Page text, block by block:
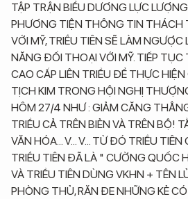
TẬP TRẬN BIỂU DƯƠNG LỰC
PHƯƠNG TIỆN THÔNG TIN THÁCH
VỚI MỸ, TRIỀU TIÊN SẼ LÀM
NĂNG ĐỐI THOẠI VỚI MỸ. TIẾP TỤC
CAO CẤP LIÊN TRIỀU ĐỂ THỰC
TỊCH KIM TRONG HỘI NGHỊ
HÔM 27/4 NHƯ : GIẢM CĂNG
TRIỀU CẢ TRÊN BIẺN VÀ TRÊN BỘ!
VĂN HÓA... V... V... TỪ ĐÓ TRIỀU
TRIỀU TIÊN ĐÃ LÀ " CƯỜNG QUỐC
VÀ TRIỀU TIÊN DÙNG VKHN + TÊN
PHÒNG THỦ, RĂN ĐE NHỮNG KẺ